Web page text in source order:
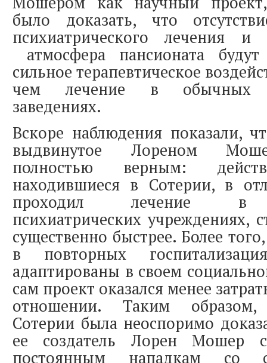
было доказать, что
психиатрического лечения и
атмосфера пансионата
сильное терапевтическое
чем лечение в обычных
заведениях.
Вскоре наблюдения показали,
выдвинутое Лореном
полностью верным:
находившиеся в Сотерии, в
проходил лечение в
психиатрических учреждениях,
существенно быстрее. Более
в повторных
адаптированы в своем
сам проект оказался менее
отношении. Таким образом,
Сотерии была неоспоримо
ее создатель Лорен Мошер
постоянным нападкам со